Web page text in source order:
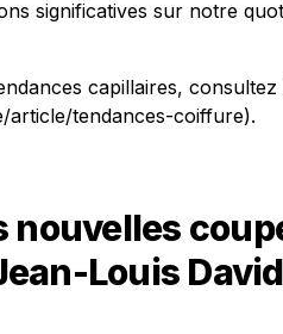
significatives sur notre
capillaires, consultez
article/tendances-coiffure).
nouvelles
Louis